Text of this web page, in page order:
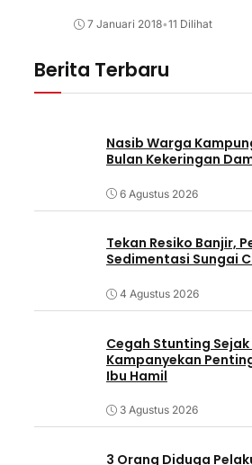
7 Januari 2018•11 Dilihat
Berita Terbaru
Nasib Warga
Bulan Kekeringan
6 Agustus 2026
Tekan Resiko Banjir,
Sedimentasi Sungai
4 Agustus 2026
Cegah Stunting
Kampanyekan
Ibu Hamil
3 Agustus 2026
3 Orang Diduga